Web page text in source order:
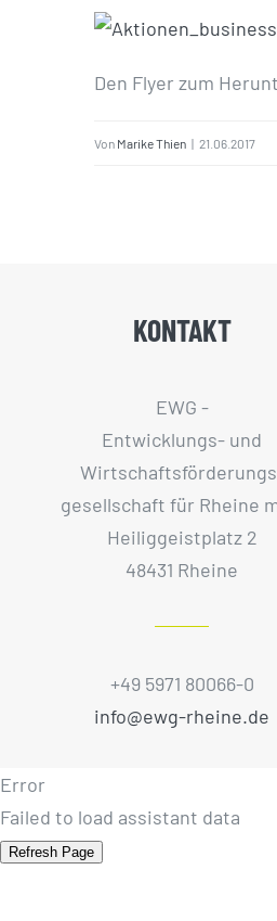
Den Flyer zum
Von Marike Thien | 21.06.2017
KONTAKT
EWG -
Entwicklungs- und
gesellschaft für Rheine
Heiliggeistplatz 2
48431 Rheine
+49 5971 80066-0
info@ewg-rheine.de
Error
Failed to load assistant data
Refresh Page